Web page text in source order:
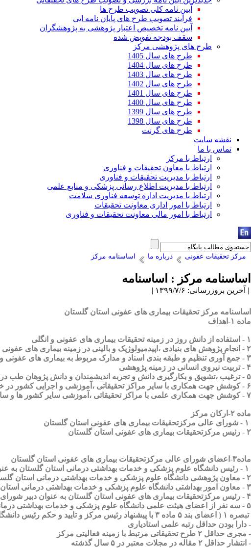
آیین نامه کلی تصویب طرح ها
فرآیند تصویب طرح های پایان نامه ایی
آیین نامه تخصیص اعتبار پژوهشی به پژوهشگران
سقف بودجه تفویض شده
طرح های پژوهشی مرکز
طرح های سال 1405
طرح های سال 1404
طرح های سال 1403
طرح های سال 1402
طرح های سال 1401
طرح های سال 1400
طرح های سال 1399
طرح های سال 1398
طرح های گرنت
نقشه سایت
تماس با ما
ارتباط با مرکز
ارتباط با معاون تحقیقات و فناوری
ارتباط با مدیریت تحقیقات و فناوری
ارتباط با مدیریت اطلاع رسانی پزشکی و منابع علمی
ارتباط با مدیریت اداره توسعه فناوری سلامت
ارتباط با امور اداری معاونت تحقیقات
ارتباط با امور مالی معاونت تحقیقات و فناوری
مرکز تحقیقات عفونی درباره ما اساسنامه مرکز
اساسنامه مرکز : اساسنامه
| آخرین بروزرسانی: ۱۳۹۹/۷/۶ |
اساسنامه مرکز تحقیقات بیماری های عفونی استان گلستان
ماده ۱-اهداف
۱ - استفاده از دانش روز در زمینه تحقیقات بیماری های عفونی و انگلی
۲ - انجام پژوهش های بنیادی ،اپیدمیولوژیک و بالینی در زمینه بیماری های عفونی و انگلی به منظور پاسخگویی به نیاز های بهداشتی و درمانی منطقه و کشور
۳ - جمع آوری تنظیم و طبقه بندی اسناد و مدارک مربوط به بیماری های عفونی و انگلی در منطقه و در صورت نیاز انتشار آنها بر طبق ضوابط و مقررات چاپ و نشر مقالات علمی
۴ - تربیت نیروی انسانی در زمینه پژوهشی
۵ - ترغیب ،تشویق و بکارگیری دانش و تجربه اندیشمندان و دانش پژوهان طب در زمینه بیماری های عفونی و انگلی
۶ - کوشش جهت همکاری با سایر مراکز تحقیقاتی ،آموزشی و اجرایی کشور در خصوص طرح های تحقیقاتی مرتبط
۷ - کوشش جهت همکاری علمی با مراکز تحقیقاتی ،آموزشی سایر کشور ها و سازمان های بین المللی با رعایت قوانین و مقررات دولت جمهوری اسلامی
ماده ۲-ارکان مرکز
۲ - رئیس مرکزتحقیقات بیماری های عفونی استان گلستان
ماده۳-اعضای شورای عالی مرکزتحقیقات بیماری های عفونی استان گلستان
۲ - معاون پژوهشی دانشگاه علوم پزشکی و خدمات بهداشتی درمانی استان گلستان
۳ - معاون امور بهداشتی دانشگاه علوم پزشکی و خدمات بهداشتی درمانی استان گلستان
۴ - رئیس مرکزتحقیقات بیماری های عفونی استان گلستان به عنوان دبیر شورای عالی مرکز
۵ - سه نفر از اعضای هیئت علمی دانشگاه علوم پزشکی و خدمات بهداشتی درمانی استان گلستان
تبصره ۱ ( اعضای بند ۵ ماده ۳ با پیشنهاد رئیس مرکز و تایید و حکم رئیس دانشگاه به مدت ۴ سال تعیین می شوند،که باید شرایط زیر را دارا باشند :
- دارا بودن حداقل رتبه علمی استادیاری
- مجری حداقل ۲ طرح تحقیقاتی مرتبط با زمینه فعالیتی مرکز
- انتشار حداقل ۲ مقاله در مجلات معتبر در ۵ سال گذشته